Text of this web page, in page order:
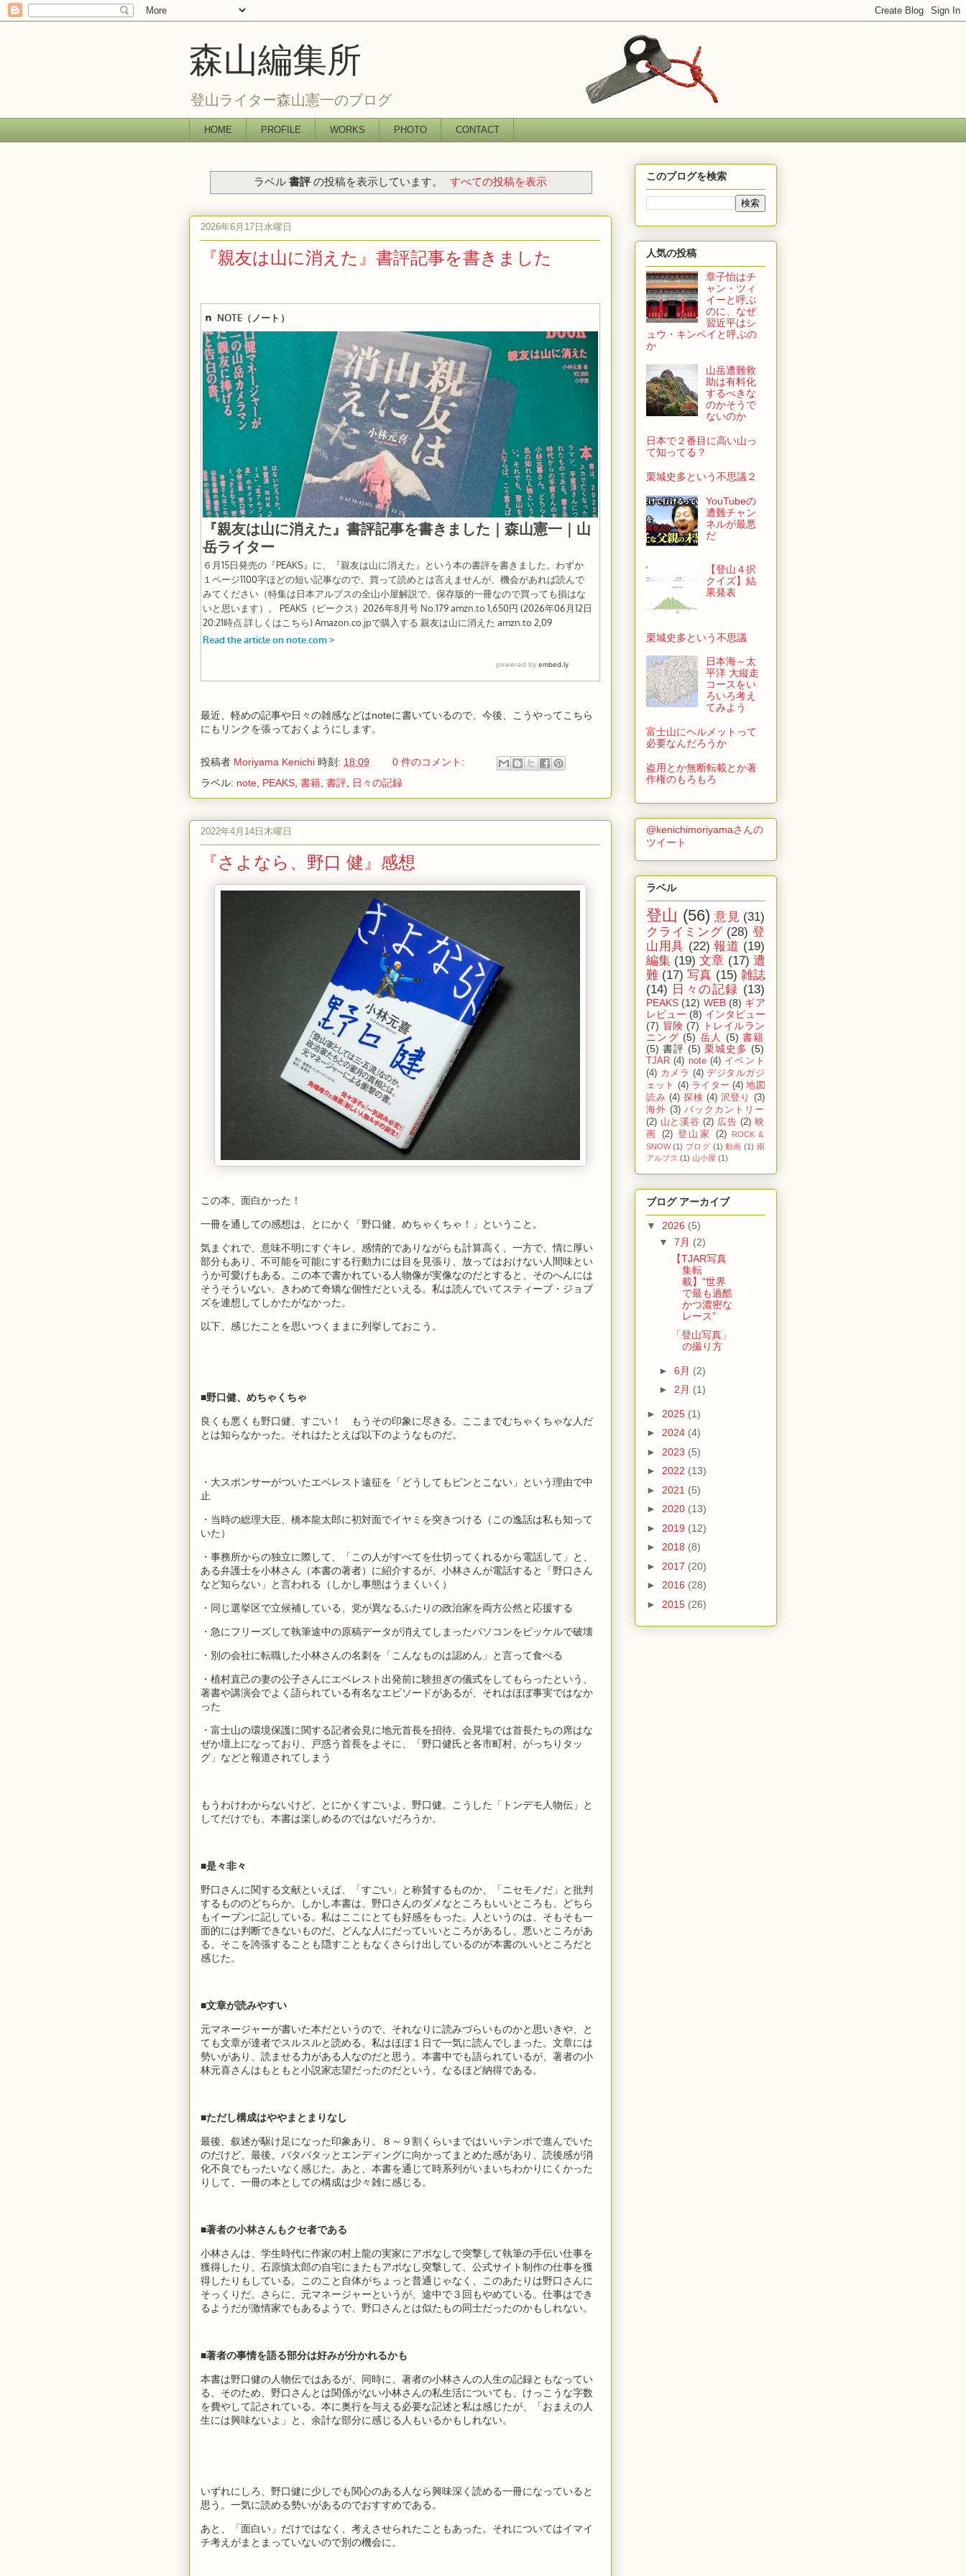
森山編集所
登山ライター森山憲一のブログ
HOME PROFILE WORKS PHOTO CONTACT
ラベル 書評の投稿を表示しています。 すべての投稿を表示
2026年6月17日水曜日
『親友は山に消えた』書評記事を書きました
最近、軽めの記事や日々の雑感などはnoteに書いているので、今後、こうやってこちら
にもリンクを張っておくようにします。
投稿者 Moriyama Kenichi 時刻: 18:09
0 件のコメント:
ラベル: note PEAKS 書籍 書評 日々の記録
2022年4月14日木曜日
『さよなら、野口 健』感想
この本、面白かった！
一冊を通しての感想は、とにかく「野口健、めちゃくちゃ！」ということ。
気まぐれで、意味不明にすぐキレ、感情的でありながらも計算高く、一方で、情に厚い
部分もあり、不可能を可能にする行動力には目を見張り、放ってはおけない人間味とい
うか可愛げもある。この本で書かれている人物像が実像なのだとすると、そのへんには
そうそういない、きわめて奇矯な個性だといえる。私は読んでいてスティーブ・ジョブ
ズを連想してしかたがなかった。
以下、感じたことを思いつくままに列挙しておこう。
■野口健、めちゃくちゃ
良くも悪くも野口健、すごい！ もうその印象に尽きる。ここまでむちゃくちゃな人だ
とは知らなかった。それはたとえば以下のようなものだ。
・大スポンサーがついたエベレスト遠征を「どうしてもピンとこない」という理由で中
止
・当時の総理大臣、橋本龍太郎に初対面でイヤミを突きつける（この逸話は私も知って
いた）
・事務所からの独立に際して、「この人がすべてを仕切ってくれるから電話して」と、
ある弁護士を小林さん（本書の著者）に紹介するが、小林さんが電話すると「野口さん
など知らない」と言われる（しかし事態はうまくいく）
・同じ選挙区で立候補している、党が異なるふたりの政治家を両方公然と応援する
・急にフリーズして執筆途中の原稿データが消えてしまったパソコンをピッケルで破壊
・別の会社に転職した小林さんの名刺を「こんなものは認めん」と言って食べる
・植村直己の妻の公子さんにエベレスト出発前に験担ぎの儀式をしてもらったという、
著書や講演会でよく語られている有名なエピソードがあるが、それはほぼ事実ではなか
った
・富士山の環境保護に関する記者会見に地元首長を招待。会見場では首長たちの席はな
ぜか壇上になっており、戸惑う首長をよそに、「野口健氏と各市町村、がっちりタッ
グ」などと報道されてしまう
もうわけわからないけど、とにかくすごいよ、野口健。こうした「トンデモ人物伝」と
してだけでも、本書は楽しめるのではないだろうか。
■是々非々
野口さんに関する文献といえば、「すごい」と称賛するものか、「ニセモノだ」と批判
するもののどちらか。しかし本書は、野口さんのダメなところもいいところも、どちら
もイーブンに記している。私はここにとても好感をもった。人というのは、そもそも一
面的には判断できないものだ。どんな人にだっていいところがあるし、悪いところがあ
る。そこを誇張することも隠すこともなくさらけ出しているのが本書のいいところだと
感じた。
■文章が読みやすい
元マネージャーが書いた本だというので、それなりに読みづらいものかと思いきや、と
ても文章が達者でスルスルと読める。私はほぼ１日で一気に読んでしまった。文章には
勢いがあり、読ませる力がある人なのだと思う。本書中でも語られているが、著者の小
林元喜さんはもともと小説家志望だったのだという。なるほど納得である。
■ただし構成はややまとまりなし
最後、叙述が駆け足になった印象あり。８～９割くらいまではいいテンポで進んでいた
のだけど、最後、バタバタッとエンディングに向かってまとめた感があり、読後感が消
化不良でもったいなく感じた。あと、本書を通じて時系列がいまいちわかりにくかった
りして、一冊の本としての構成は少々雑に感じる。
■著者の小林さんもクセ者である
小林さんは、学生時代に作家の村上龍の実家にアポなしで突撃して執筆の手伝い仕事を
獲得したり、石原慎太郎の自宅にまたもアポなし突撃して、公式サイト制作の仕事を獲
得したりもしている。このこと自体がちょっと普通じゃなく、このあたりは野口さんに
そっくりだ。さらに、元マネージャーというが、途中で３回もやめている。仕事はでき
るようだが激情家でもあるようで、野口さんとは似たもの同士だったのかもしれない。
■著者の事情を語る部分は好みが分かれるかも
本書は野口健の人物伝ではあるが、同時に、著者の小林さんの人生の記録ともなってい
る。そのため、野口さんとは関係がない小林さんの私生活についても、けっこうな字数
を費やして記されている。本に奥行を与える必要な記述と私は感じたが、「おまえの人
生には興味ないよ」と、余計な部分に感じる人もいるかもしれない。
いずれにしろ、野口健に少しでも関心のある人なら興味深く読める一冊になっていると
思う。一気に読める勢いがあるのでおすすめである。
あと、「面白い」だけではなく、考えさせられたこともあった。それについてはイマイ
チ考えがまとまっていないので別の機会に。
このブログを検索
人気の投稿
章子怡はチ
ャン・ツィ
イーと呼ぶ
のに、なぜ
習近平はシ
ュウ・キンペイと呼ぶの
か
山岳遭難救
助は有料化
するべきな
のかそうで
ないのか
日本で２番目に高い山っ
て知ってる？
栗城史多という不思議２
YouTubeの
遭難チャン
ネルが最悪
だ
【登山４択
クイズ】結
果発表
栗城史多という不思議
日本海～太
平洋 大縦走
コースをい
ろいろ考え
てみよう
富士山にヘルメットって
必要なんだろうか
盗用とか無断転載とか著
作権のもろもろ
@kenichimoriyamaさんの
ツイート
ラベル
登山 (56) 意見 (31)
クライミング (28) 登
山用具 (22) 報道 (19)
編集 (19) 文章 (17) 遭
難 (17) 写真 (15) 雑誌
(14) 日々の記録 (13)
PEAKS (12) WEB (8) ギア
レビュー (8) インタビュー
(7) 冒険 (7)
トレイルラン
ニング (5) 岳人 (5) 書籍
(5) 書評 (5) 栗城史多 (5)
TJAR (4) note (4) イベント
(4) カメラ (4) デジタルガジ
ェット (4) ライター (4) 地図
読み (4) 探検 (4) 沢登り
(3)
海外 (3) バックカントリー
(2) 山と溪谷 (2) 広告 (2) 映
画
(2) 登山家 (2)
ROCK &
SNOW (1) ブログ (1) 動画 (1) 南
アルプス (1) 山小屋 (1)
ブログ アーカイブ
▼ 2026 (5)
▼ 7月 (2)
【TJAR写真
集転
載】”世界
で最も過酷
かつ濃密な
レース”
「登山写真」
の撮り方
► 6月 (2)
► 2月 (1)
► 2025 (1)
► 2024 (4)
► 2023 (5)
► 2022 (13)
► 2021 (5)
► 2020 (13)
► 2019 (12)
► 2018 (8)
► 2017 (20)
► 2016 (28)
► 2015 (26)